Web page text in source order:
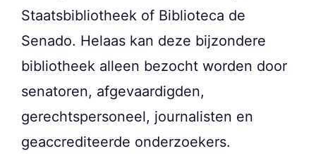
Staatsbibliotheek of Biblioteca de
Senado. Helaas kan deze bijzondere
bibliotheek alleen bezocht worden door
senatoren, afgevaardigden,
gerechtspersoneel, journalisten en
geaccrediteerde onderzoekers.